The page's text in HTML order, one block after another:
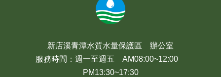
新店溪青潭水質水量保護區 辦公室
服務時間：週一至週五 AM08:00~12:00
PM13:30~17:30